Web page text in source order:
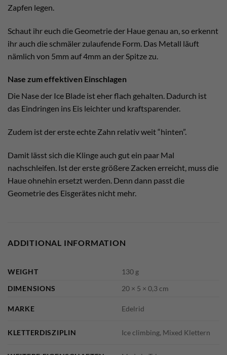
Zapfen legen.
Schaut ihr euch die Geometrie der Haue genau an, so erkennt
ihr auch die schmäler zulaufende Form. Das Metall läuft
nämlich von 5mm auf 4mm an der Spitze zu.
Nase zum effektiven Einschlagen
Die Nase der Ice Blade ist eher flach gehalten. Dadurch ist
das Eindringen ins Eis leichter und kraftsparender.
Zudem ist der erste echte Zahn relativ weit “hinten”.
Damit lässt sich die Klinge auch gut ein paar Mal
nachschleifen. Ist der erste größere Zacken erreicht, muss die
Haue ohnehin ersetzt werden. Denn dann passt die
Geometrie des Eisgerätes nicht mehr.
ADDITIONAL INFORMATION
WEIGHT
130 g
DIMENSIONS
20 × 5 × 0,3 cm
MARKE Edelrid
KLETTERDISZIPLIN Ice climbing, Mixed Klettern